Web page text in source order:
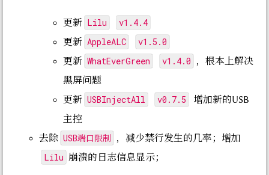
更新 Lilu v1.4.4
更新 AppleALC v1.5.0
更新 WhatEverGreen v1.4.0
，根本上解决
黑屏问题
更新 USBInjectAll v0.7.5
增加新的USB
主控
去除 USB端口限制 ，减少禁行发生的几率；增加
Lilu 崩溃的日志信息显示；